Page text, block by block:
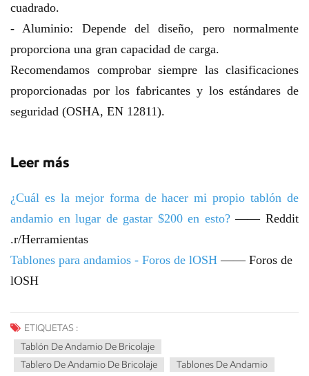
cuadrado.
- Aluminio: Depende del diseño, pero normalmente
proporciona una gran capacidad de carga.
Recomendamos comprobar siempre las clasificaciones
proporcionadas por los fabricantes y los estándares de
seguridad (OSHA, EN 12811).
Leer más
¿Cuál es la mejor forma de hacer mi propio tablón de
andamio en lugar de gastar $200 en esto?—— Reddit
.r/Herramientas
Tablones para andamios - Foros de lOSH —— Foros de
lOSH
ETIQUETAS :
Tablón De Andamio De Bricolaje
Tablero De Andamio De Bricolaje
Tablones De Andamio